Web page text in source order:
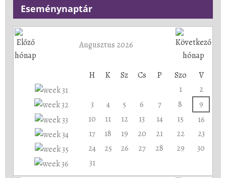
Eseménynaptár
Augusztus 2026
H K Sz Cs P Szo
V
1
2
3
4 5 6 7 8
9
10
11 12 13 14 15
16
17
18 19 20 21 22
23
24
25 26 27 28 29
30
31